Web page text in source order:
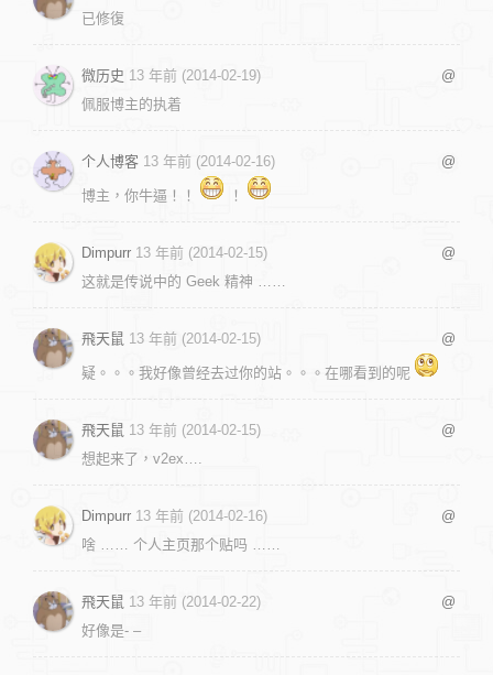
已修復
微历史 13 年前 (2014-02-19)
@
佩服博主的执着
个人博客 13 年前 (2014-02-16) @
博主，你牛逼！！ ！
Dimpurr 13 年前 (2014-02-15)
@
这就是传说中的 Geek 精神 ……
飛天鼠 13 年前 (2014-02-15) @
疑。。。我好像曾经去过你的站。。。在哪看到的呢
飛天鼠 13 年前 (2014-02-15)
@
想起来了，v2ex….
Dimpurr 13 年前 (2014-02-16)
@
啥 …… 个人主页那个贴吗 ……
飛天鼠 13 年前 (2014-02-22)
@
好像是- –